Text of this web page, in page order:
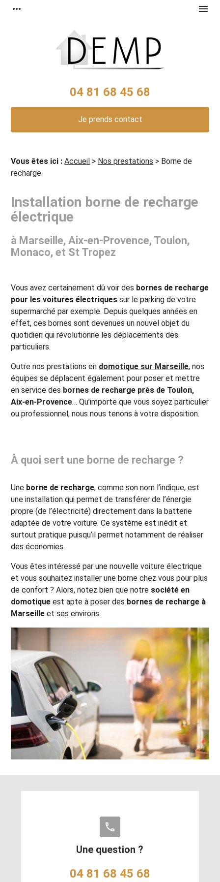
more_horiz menu
04 81 68 45 68
Je prends contact
Vous êtes ici : Accueil > Nos prestations > Borne de
recharge
Installation borne de recharge
électrique
à Marseille, Aix-en-Provence, Toulon,
Monaco, et St Tropez
Vous avez certainement dû voir des bornes de recharge
pour les voitures électriques sur le parking de votre
supermarché par exemple. Depuis quelques années en
effet, ces bornes sont devenues un nouvel objet du
quotidien qui révolutionne les déplacements des
particuliers.
Outre nos prestations en domotique sur Marseille, nos
équipes se déplacent également pour poser et mettre
en service des bornes de recharge près de Toulon,
Aix-en-Provence… Qu’importe que vous soyez particulier
ou professionnel, nous nous tenons à votre disposition.
À quoi sert une borne de recharge ?
Une borne de recharge, comme son nom l’indique, est
une installation qui permet de transférer de l’énergie
propre (de l’électricité) directement dans la batterie
adaptée de votre voiture. Ce système est inédit et
surtout pratique puisqu’il permet notamment de réaliser
des économies.
Vous êtes intéressé par une nouvelle voiture électrique
et vous souhaitez installer une borne chez vous pour plus
de confort ? Alors, notez bien que notre société en
domotique est apte à poser des bornes de recharge à
Marseille et ses environs.
phone
Une question ?
04 81 68 45 68
Panneau de gestion des cookies